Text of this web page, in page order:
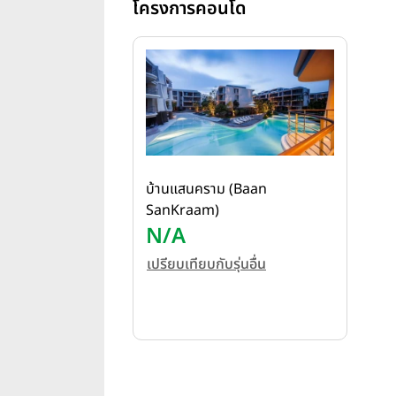
โครงการคอนโด
บ้านแสนคราม (Baan
SanKraam)
N/A
เปรียบเทียบกับรุ่นอื่น